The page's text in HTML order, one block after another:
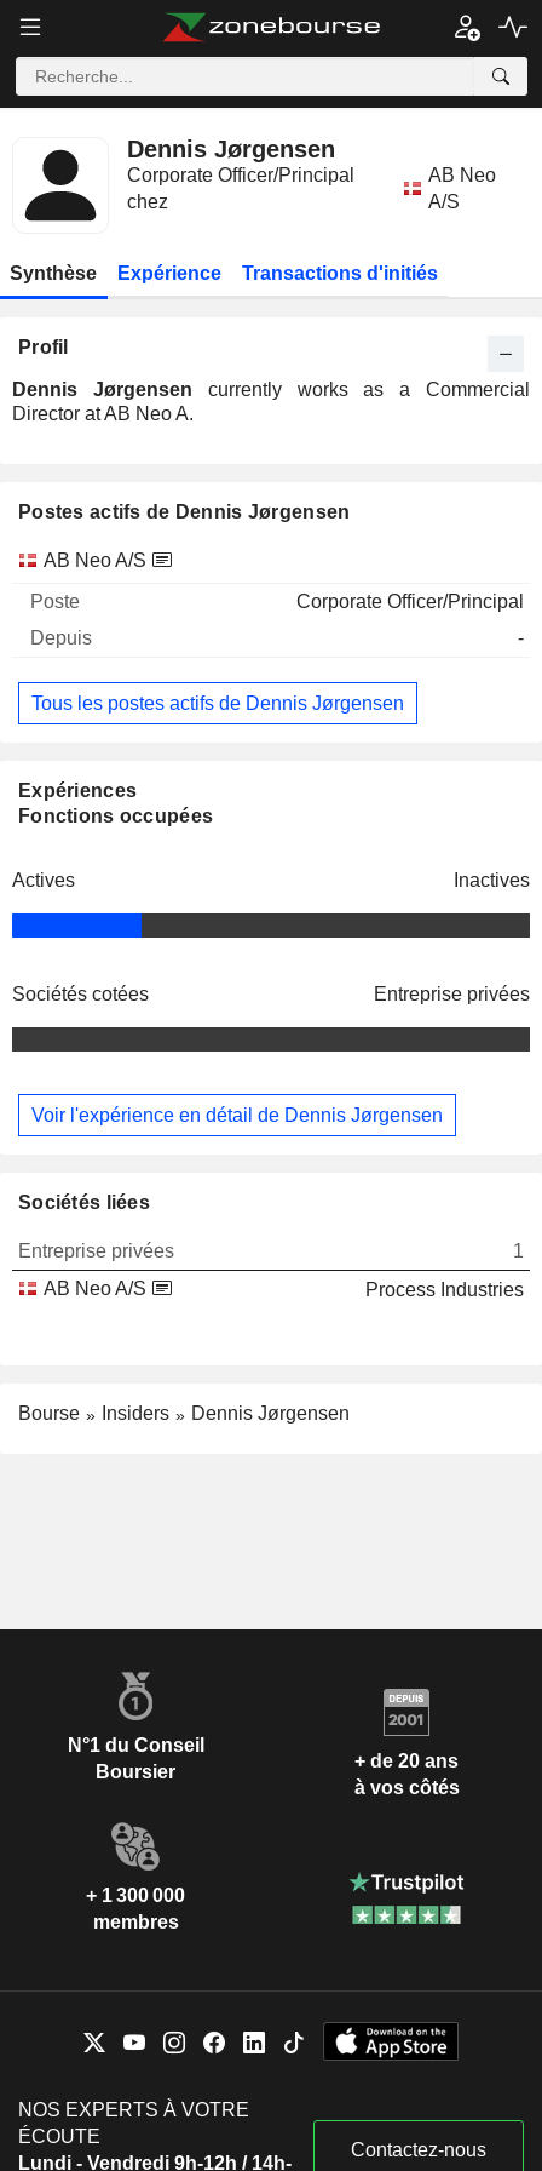
Dennis Jørgensen
Corporate Officer/Principal
chez
AB Neo
A/S
Synthèse Expérience Transactions d'initiés
Profil
Dennis Jørgensen currently works as a Commercial
Director at AB Neo A.
Postes actifs de Dennis Jørgensen
Sociétés Poste Début
AB Neo A/S
Corporate Officer/Principal
-
Tous les postes actifs de Dennis Jørgensen
Expériences
Fonctions occupées
Actives Inactives
Sociétés cotées Entreprise privées
Voir l'expérience en détail de Dennis Jørgensen
Sociétés liées
Entreprise privées
1
AB Neo A/S
Process Industries
Bourse Insiders Dennis Jørgensen
N°1 du Conseil
Boursier
+ de 20 ans
à vos côtés
+ 1 300 000
membres
NOS EXPERTS À VOTRE
ÉCOUTE
Lundi - Vendredi 9h-12h / 14h-
Contactez-nous